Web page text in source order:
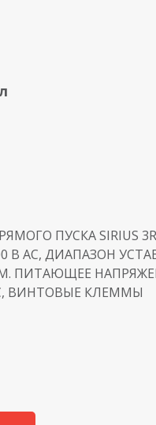
ПУСКА SIRIUS
В АС, ДИАПАЗОН
ПИТАЮЩЕЕ
ВИНТОВЫЕ КЛЕММЫ